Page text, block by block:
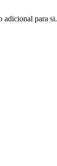
adicional para si.